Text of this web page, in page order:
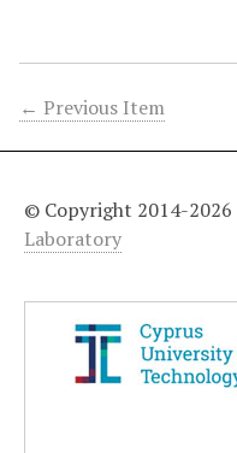
← Previous Item
© Copyright 2014-2026
Laboratory